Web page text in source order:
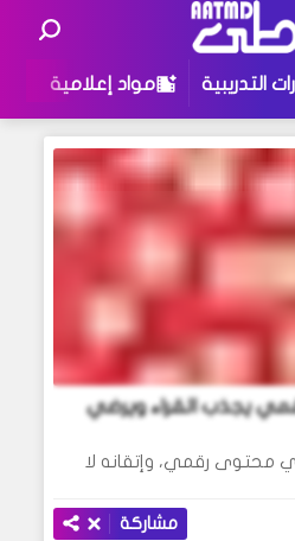
التدريبية مواد إعلامية
يجذب القراء ويرضي
محتوى رقمي، وإتقانه لا
مشاركة